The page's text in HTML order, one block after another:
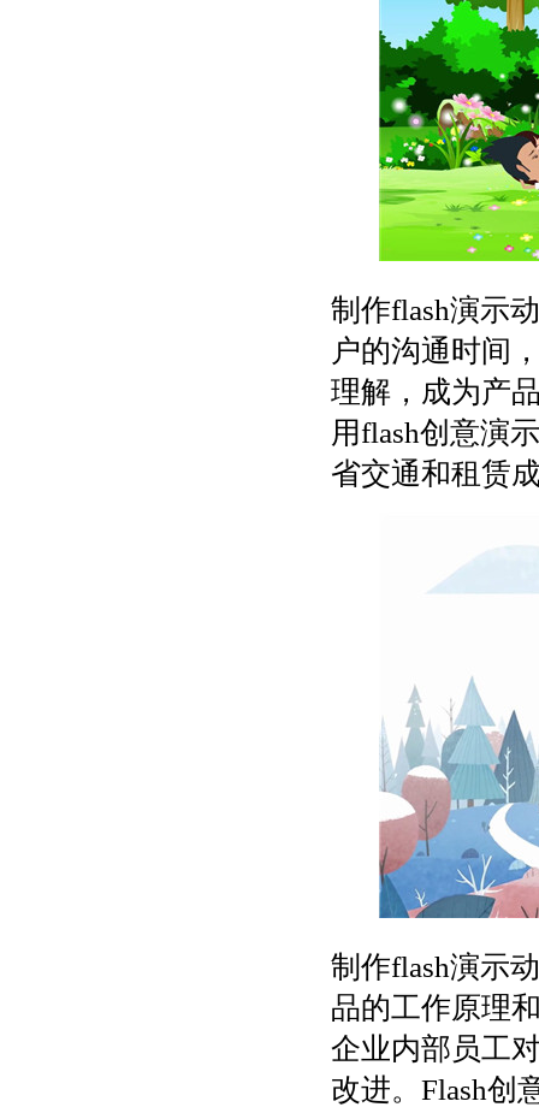
制作flash演示
户的沟通时间
理解，成为产
用flash创意演
省交通和租赁
制作flash演示
品的工作原理
企业内部员工
改进。Flash创